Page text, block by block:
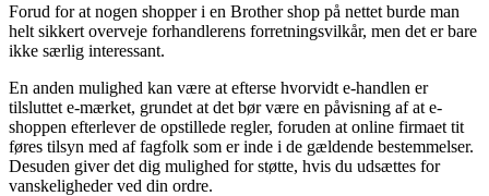
Forud for at nogen shopper i en Brother shop på nettet burde man
helt sikkert overveje forhandlerens forretningsvilkår, men det er bare
ikke særlig interessant.
En anden mulighed kan være at efterse hvorvidt e-handlen er
tilsluttet e-mærket, grundet at det bør være en påvisning af at e-
shoppen efterlever de opstillede regler, foruden at online firmaet tit
føres tilsyn med af fagfolk som er inde i de gældende bestemmelser.
Desuden giver det dig mulighed for støtte, hvis du udsættes for
vanskeligheder ved din ordre.